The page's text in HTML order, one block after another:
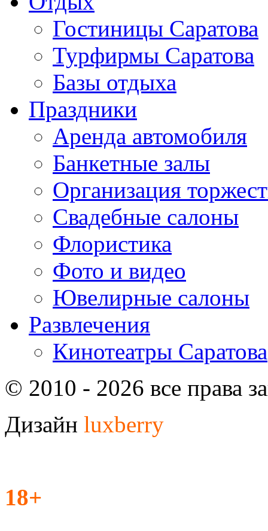
Гостиницы Саратова
Турфирмы Саратова
Базы отдыха
Праздники
Аренда автомобиля
Банкетные залы
Организация
Свадебные салоны
Флористика
Фото и видео
Ювелирные салоны
Развлечения
Кинотеатры Саратова
© 2010 - 2026 все права
Дизайн luxberry
18+